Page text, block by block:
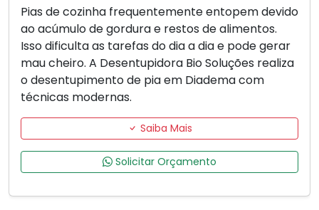
Pias de cozinha frequentemente entopem devido
ao acúmulo de gordura e restos de alimentos.
Isso dificulta as tarefas do dia a dia e pode gerar
mau cheiro. A Desentupidora Bio Soluções realiza
o desentupimento de pia em Diadema com
técnicas modernas.
Saiba Mais
Solicitar Orçamento